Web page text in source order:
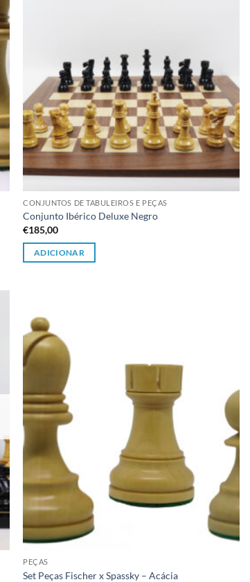
CONJUNTOS DE TABULEIROS E PEÇAS
Conjunto Ibérico Deluxe Negro
€185,00
ADICIONAR
PEÇAS
Set Peças Fischer x Spassky – Acácia